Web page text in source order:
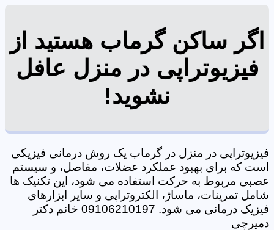
اگر ساکن گرماب هستید از
فیزیوتراپی در منزل عافل
نشوید!
فیزیوتراپی در منزل در گرماب یک روش درمانی فیزیکی
است که برای بهبود عملکرد عضلات، مفاصل، و سیستم
عصبی مربوط به حرکت استفاده می شود، این تکنیک ها
شامل تمرینات، ماساژ، الکتروتراپی و سایر ابزارهای
فیزیک درمانی می شود. 09106210197 خانم دکتر
دمیرچی